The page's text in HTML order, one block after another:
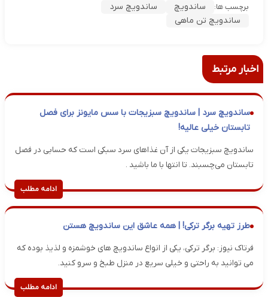
برچسب ها: ساندویچ
ساندویچ سرد
ساندویچ تن ماهی
اخبار مرتبط
ساندویچ سرد | ساندویچ سبزیجات با سس مایونز برای فصل
تابستان خیلی عالیه!
ساندویچ سبزیجات یکی از آن غذاهای سرد سبکی است که حسابی در فصل
تابستان می‌چسبند. تا انتها با ما باشید .
ادامه مطلب
طرز تهیه برگر ترکی! | همه عاشق این ساندویچ هستن
فرتاک نیوز: برگر ترکی، یکی از انواع ساندویچ های خوشمزه و لذیذ بوده که
می توانید به راحتی و خیلی سریع در منزل طبخ و سرو کنید.
ادامه مطلب